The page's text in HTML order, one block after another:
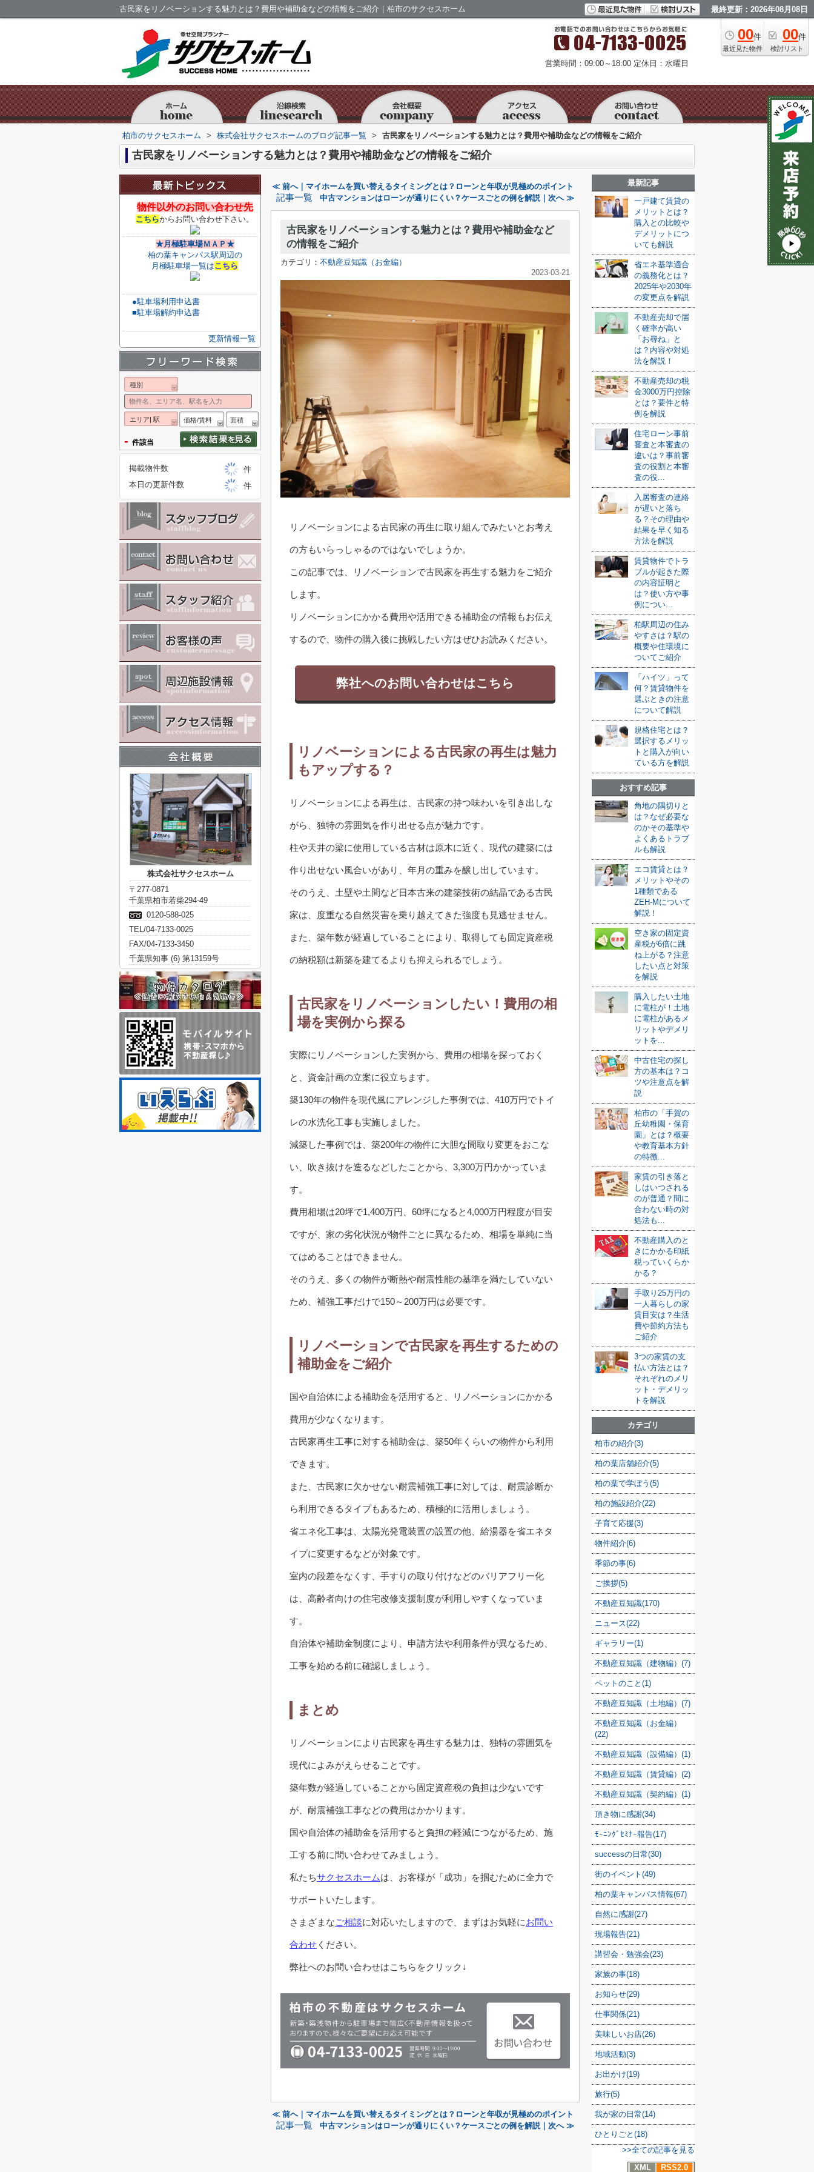
古民家をリノベーションする魅力とは？費用や補助金などの情報をご紹介｜柏市のサクセスホーム 最終更新：2026年08月08日
00件
最近見た物件
00件
検討リスト
営業時間：09:00～18:00 定休日：水曜日
柏市のサクセスホーム > 株式会社サクセスホームのブログ記事一覧 > 古民家をリノベーションする魅力とは？費用や補助金などの情報をご紹介
古民家をリノベーションする魅力とは？費用や補助金などの情報をご紹介
≪ 前へ｜マイホームを買い替えるタイミングとは？ローンと年収が見極めのポイント
記事一覧 中古マンションはローンが通りにくい？ケースごとの例を解説｜次へ ≫
古民家をリノベーションする魅力とは？費用や補助金など
の情報をご紹介
カテゴリ： 不動産豆知識（お金編）
2023-03-21
リノベーションによる古民家の再生に取り組んでみたいとお考え
の方もいらっしゃるのではないでしょうか。
この記事では、リノベーションで古民家を再生する魅力をご紹介
します。
リノベーションにかかる費用や活用できる補助金の情報もお伝え
するので、物件の購入後に挑戦したい方はぜひお読みください。
弊社へのお問い合わせはこちら
リノベーションによる古民家の再生は魅力
もアップする？
リノベーションによる再生は、古民家の持つ味わいを引き出しな
がら、独特の雰囲気を作り出せる点が魅力です。
柱や天井の梁に使用している古材は原木に近く、現代の建築には
作り出せない風合いがあり、年月の重みを醸し出しています。
そのうえ、土壁や土間など日本古来の建築技術の結晶である古民
家は、度重なる自然災害を乗り越えてきた強度も見逃せません。
また、築年数が経過していることにより、取得しても固定資産税
の納税額は新築を建てるよりも抑えられるでしょう。
古民家をリノベーションしたい！費用の相
場を実例から探る
実際にリノベーションした実例から、費用の相場を探っておく
と、資金計画の立案に役立ちます。
築130年の物件を現代風にアレンジした事例では、410万円でトイ
レの水洗化工事も実施しました。
減築した事例では、築200年の物件に大胆な間取り変更をおこな
い、吹き抜けを造るなどしたことから、3,300万円かかっていま
す。
費用相場は20坪で1,400万円、60坪になると4,000万円程度が目安
ですが、家の劣化状況が物件ごとに異なるため、相場を単純に当
てはめることはできません。
そのうえ、多くの物件が断熱や耐震性能の基準を満たしていない
ため、補強工事だけで150～200万円は必要です。
リノベーションで古民家を再生するための
補助金をご紹介
国や自治体による補助金を活用すると、リノベーションにかかる
費用が少なくなります。
古民家再生工事に対する補助金は、築50年くらいの物件から利用
できます。
また、古民家に欠かせない耐震補強工事に対しては、耐震診断か
ら利用できるタイプもあるため、積極的に活用しましょう。
省エネ化工事は、太陽光発電装置の設置の他、給湯器を省エネタ
イプに変更するなどが対象です。
室内の段差をなくす、手すりの取り付けなどのバリアフリー化
は、高齢者向けの住宅改修支援制度が利用しやすくなっていま
す。
自治体や補助金制度により、申請方法や利用条件が異なるため、
工事を始める前に確認しましょう。
まとめ
リノベーションにより古民家を再生する魅力は、独特の雰囲気を
現代によみがえらせることです。
築年数が経過していることから固定資産税の負担は少ないです
が、耐震補強工事などの費用はかかります。
国や自治体の補助金を活用すると負担の軽減につながるため、施
工する前に問い合わせてみましょう。
私たちサクセスホームは、お客様が「成功」を掴むために全力で
サポートいたします。
さまざまなご相談に対応いたしますので、まずはお気軽にお問い
合わせ ください。
弊社へのお問い合わせはこちらをクリック↓
≪ 前へ｜マイホームを買い替えるタイミングとは？ローンと年収が見極めのポイント
記事一覧 中古マンションはローンが通りにくい？ケースごとの例を解説｜次へ ≫
最新記事
一戸建て賃貸の
メリットとは？
購入との比較や
デメリットにつ
いても解説
省エネ基準適合
の義務化とは？
2025年や2030年
の変更点を解説
不動産売却で届
く確率が高い
「お尋ね」と
は？内容や対処
法を解説！
不動産売却の税
金3000万円控除
とは？要件と特
例を解説
住宅ローン事前
審査と本審査の
違いは？事前審
査の役割と本審
査の役...
入居審査の連絡
が遅いと落ち
る？その理由や
結果を早く知る
方法を解説
賃貸物件でトラ
ブルが起きた際
の内容証明と
は？使い方や事
例につい...
柏駅周辺の住み
やすさは？駅の
概要や住環境に
ついてご紹介
「ハイツ」って
何？賃貸物件を
選ぶときの注意
について解説
規格住宅とは？
選択するメリッ
トと購入が向い
ている方を解説
おすすめ記事
角地の隅切りと
は？なぜ必要な
のかその基準や
よくあるトラブ
ルも解説
エコ賃貸とは？
メリットやその
1種類である
ZEH-Mについて
解説！
空き家の固定資
産税が6倍に跳
ね上がる？注意
したい点と対策
を解説
購入したい土地
に電柱が！土地
に電柱があるメ
リットやデメリ
ットを...
中古住宅の探し
方の基本は？コ
ツや注意点を解
説
柏市の「手賀の
丘幼稚園・保育
園」とは？概要
や教育基本方針
の特徴...
家賃の引き落と
しはいつされる
のが普通？間に
合わない時の対
処法も...
不動産購入のと
きにかかる印紙
税っていくらか
かる？
手取り25万円の
一人暮らしの家
賃目安は？生活
費や節約方法も
ご紹介
3つの家賃の支
払い方法とは？
それぞれのメリ
ット・デメリッ
トを解説
カテゴリ
柏市の紹介(3)
柏の葉店舗紹介(5)
柏の葉で学ぼう(5)
柏の施設紹介(22)
子育て応援(3)
物件紹介(6)
季節の事(6)
ご挨拶(5)
不動産豆知識(170)
ニュース(22)
ギャラリー(1)
不動産豆知識（建物編）(7)
ペットのこと(1)
不動産豆知識（土地編）(7)
不動産豆知識（お金編）
(22)
不動産豆知識（設備編）(1)
不動産豆知識（賃貸編）(2)
不動産豆知識（契約編）(1)
頂き物に感謝(34)
ﾓｰﾆﾝｸﾞｾﾐﾅｰ報告(17)
successの日常(30)
街のイベント(49)
柏の葉キャンパス情報(67)
自然に感謝(27)
現場報告(21)
講習会・勉強会(23)
家族の事(18)
お知らせ(29)
仕事関係(21)
美味しいお店(26)
地域活動(3)
お出かけ(19)
旅行(5)
我が家の日常(14)
ひとりごと(18)
>>全ての記事を見る
XML
RSS2.0
物件以外のお問い合わせ先
こちらからお問い合わせ下さい。
★月極駐車場ＭＡＰ★
柏の葉キャンパス駅周辺の
月極駐車場一覧はこちら
●駐車場利用申込書
■駐車場解約申込書
更新情報一覧
種別
エリア| 駅 価格/賃料 面積
- 件該当
掲載物件数
件
本日の更新件数
件
株式会社サクセスホーム
〒277-0871
千葉県柏市若柴294-49
0120-588-025
TEL/04-7133-0025
FAX/04-7133-3450
千葉県知事 (6) 第13159号